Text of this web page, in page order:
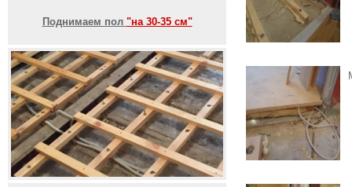
Поднимаем пол "на 30-35 см"